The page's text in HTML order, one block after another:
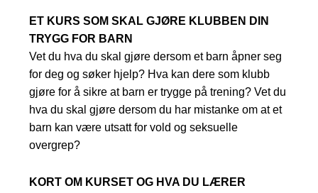
ET KURS SOM SKAL GJØRE KLUBBEN DIN
TRYGG FOR BARN
Vet du hva du skal gjøre dersom et barn åpner seg
for deg og søker hjelp? Hva kan dere som klubb
gjøre for å sikre at barn er trygge på trening? Vet du
hva du skal gjøre dersom du har mistanke om at et
barn kan være utsatt for vold og seksuelle
overgrep?
KORT OM KURSET OG HVA DU LÆRER